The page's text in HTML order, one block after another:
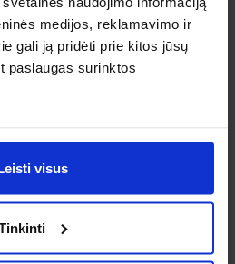
medijos, reklamavimo ir
gali ją pridėti prie kitos jūsų
paslaugas surinktos
visus